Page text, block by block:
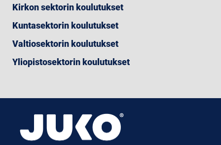
Kirkon sektorin koulutukset
Kuntasektorin koulutukset
Valtiosektorin koulutukset
Yliopistosektorin koulutukset